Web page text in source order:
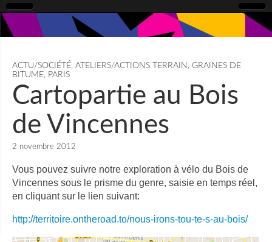
ACTU/SOCIÉTÉ, ATELIERS/ACTIONS TERRAIN , GRAINES DE
BITUME, PARIS
Cartopartie au Bois
de Vincennes
2 novembre 2012
Vous pouvez suivre notre exploration à vélo du Bois de
Vincennes sous le prisme du genre, saisie en temps réel,
en cliquant sur le lien suivant:
http://territoire.ontheroad.to/nous-irons-tou-te-s-au-bois/